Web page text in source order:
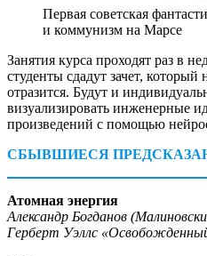
Первая советская
и коммунизм на Марсе
Занятия курса проходят раз в
студенты сдадут зачет,
отразится. Будут и
визуализировать инженерные
произведений с помощью
СБЫВШИЕСЯ
Атомная энергия
Александр Богданов
Герберт Уэллс